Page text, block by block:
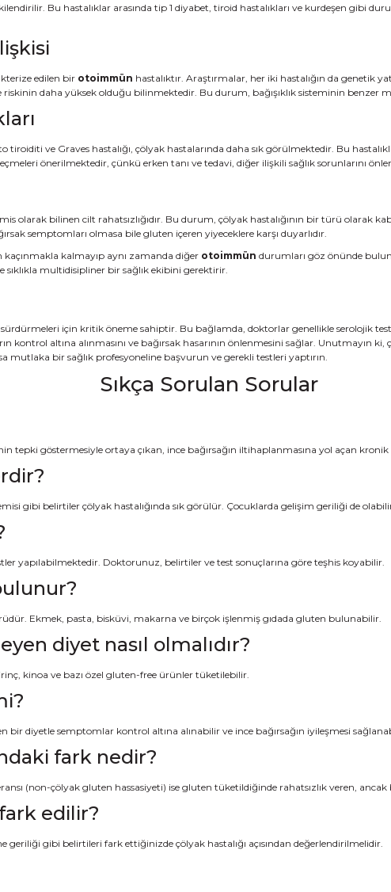
Bu hastalıklar arasında tip 1 diyabet, tiroid hastalıkları ve kurdeşen gibi
edilen bir otoimmün hastalıktır. Araştırmalar, her iki hastalığın da genetik
riskinin daha yüksek olduğu bilinmektedir. Bu durum, bağışıklık sisteminin
tiroiditi ve Graves hastalığı, çölyak hastalarında daha sık görülmektedir. Bu
önerilmektedir, çünkü erken tanı ve tedavi, diğer ilişkili sağlık sorunlarını
olarak bilinen cilt rahatsızlığıdır. Bu durum, çölyak hastalığının bir türü olarak
semptomları olmasa bile gluten içeren yiyeceklere karşı duyarlıdır.
kaçınmakla kalmayıp aynı zamanda diğer otoimmün durumları göz önünde
multidisipliner bir sağlık ekibini gerektirir.
sürdürmeleri için kritik öneme sahiptir. Bu bağlamda, doktorlar genellikle serolojik
kontrol altına alınmasını ve bağırsak hasarının önlenmesini sağlar.
mutlaka bir sağlık profesyoneline başvurun ve gerekli testleri yaptırın.
Sıkça Sorulan Sorular
tepki göstermesiyle ortaya çıkan, ince bağırsağın iltihaplanmasına yol açan kronik
gibi belirtiler çölyak hastalığında sık görülür. Çocuklarda gelişim geriliği de
yapılabilmektedir. Doktorunuz, belirtiler ve test sonuçlarına göre teşhis koyabilir.
Ekmek, pasta, bisküvi, makarna ve birçok işlenmiş gıdada gluten bulunabilir.
diyet nasıl olmalıdır?
kinoa ve bazı özel gluten-free ürünler tüketilebilir.
diyetle semptomlar kontrol altına alınabilir ve ince bağırsağın iyileşmesi
fark nedir?
(non-çölyak gluten hassasiyeti) ise gluten tüketildiğinde rahatsızlık veren,
edilir?
geriliği gibi belirtileri fark ettiğinizde çölyak hastalığı açısından değerlendirilmelidir.